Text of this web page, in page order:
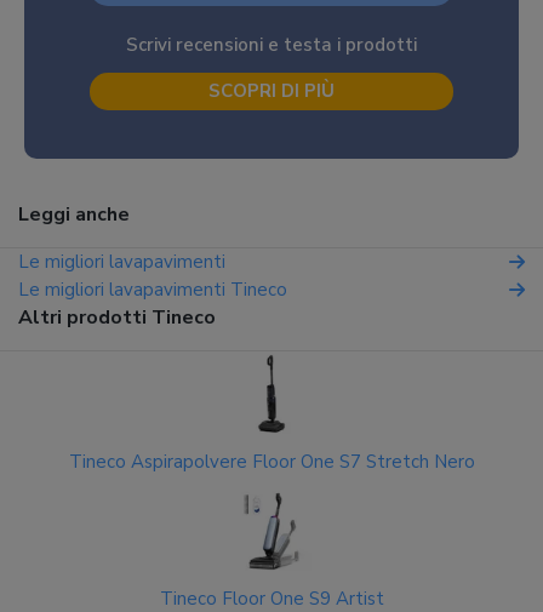
Scrivi recensioni e testa i prodotti
SCOPRI DI PIÙ
Leggi anche
Le migliori lavapavimenti
Le migliori lavapavimenti Tineco
Altri prodotti Tineco
Tineco Aspirapolvere Floor One S7 Stretch Nero
Tineco Floor One S9 Artist